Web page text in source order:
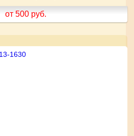
от 500 руб.